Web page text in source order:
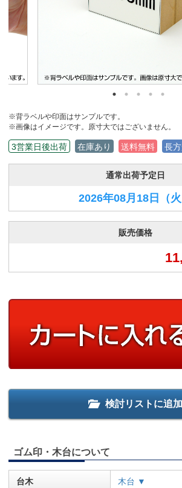
※背ラベルや印面はサンプルです。
※画像はイメージです。原寸大ではございません。
3営業日後出荷 在庫あり 送料無料 長
通常出荷予定日
2026年08月18日 （火
販売価格
検討リストに追加
ゴム印・木台について
台木 木台 ▼